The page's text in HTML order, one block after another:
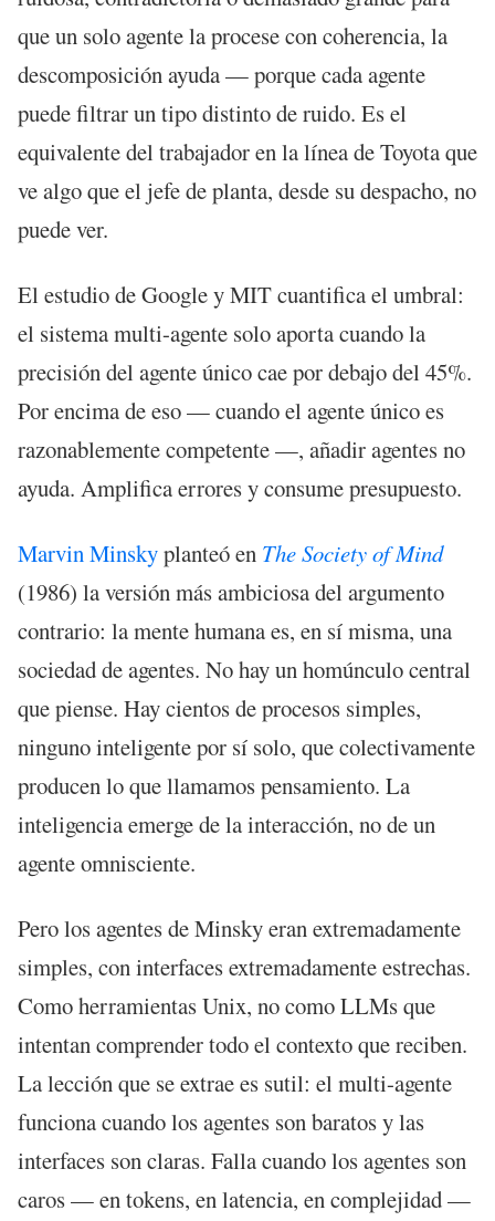
que un solo agente la procese con coherencia, la
descomposición ayuda — porque cada agente
puede filtrar un tipo distinto de ruido. Es el
equivalente del trabajador en la línea de Toyota que
ve algo que el jefe de planta, desde su despacho, no
puede ver.
El estudio de Google y MIT cuantifica el umbral:
el sistema multi-agente solo aporta cuando la
precisión del agente único cae por debajo del 45%.
Por encima de eso — cuando el agente único es
razonablemente competente —, añadir agentes no
ayuda. Amplifica errores y consume presupuesto.
Marvin Minskyplanteó en The Society of Mind
(1986) la versión más ambiciosa del argumento
contrario: la mente humana es, en sí misma, una
sociedad de agentes. No hay un homúnculo central
que piense. Hay cientos de procesos simples,
ninguno inteligente por sí solo, que colectivamente
producen lo que llamamos pensamiento. La
inteligencia emerge de la interacción, no de un
agente omnisciente.
Pero los agentes de Minsky eran extremadamente
simples, con interfaces extremadamente estrechas.
Como herramientas Unix, no como LLMs que
intentan comprender todo el contexto que reciben.
La lección que se extrae es sutil: el multi-agente
funciona cuando los agentes son baratos y las
interfaces son claras. Falla cuando los agentes son
caros — en tokens, en latencia, en complejidad —